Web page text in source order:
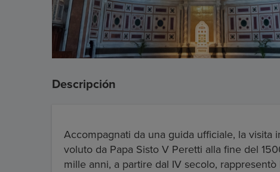
Descripción
Accompagnati da una guida ufficiale, la visita
voluto da Papa Sisto V Peretti alla fine del
mille anni, a partire dal IV secolo,